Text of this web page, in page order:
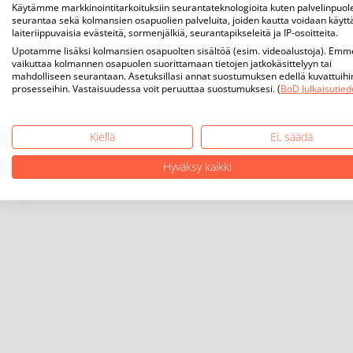
Käytämme markkinointitarkoituksiin seurantateknologioita kuten
seurantaa sekä kolmansien osapuolien palveluita, joiden kautta voidaan
laiteriippuvaisia evästeitä, sormenjälkiä, seurantapikseleitä ja IP-osoitteita.
Upotamme lisäksi kolmansien osapuolten sisältöä (esim. videoalustoja).
vaikuttaa kolmannen osapuolen suorittamaan tietojen jatkokäsittelyyn tai
mahdolliseen seurantaan. Asetuksillasi annat suostumuksen edellä
prosesseihin. Vastaisuudessa voit peruuttaa suostumuksesi. (BoD
Kiellä
Ei, säädä
Hyväksy kaikki